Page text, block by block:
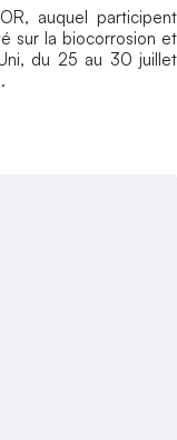
auquel participent
sur la biocorrosion et
du 25 au 30 juillet
.